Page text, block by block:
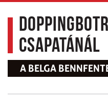
csapatánál
A BELGA